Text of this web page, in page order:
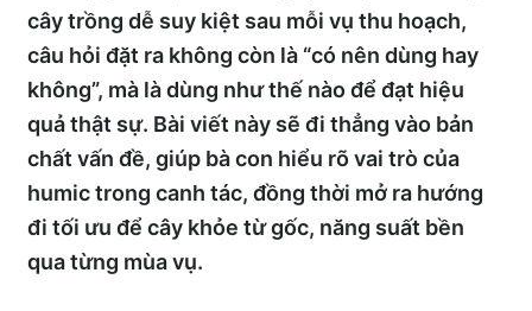
cây trồng dễ suy kiệt sau mỗi vụ thu hoạch,
câu hỏi đặt ra không còn là “có nên dùng hay
không”, mà là dùng như thế nào để đạt hiệu
quả thật sự. Bài viết này sẽ đi thẳng vào bản
chất vấn đề, giúp bà con hiểu rõ vai trò của
humic trong canh tác, đồng thời mở ra hướng
đi tối ưu để cây khỏe từ gốc, năng suất bền
qua từng mùa vụ.